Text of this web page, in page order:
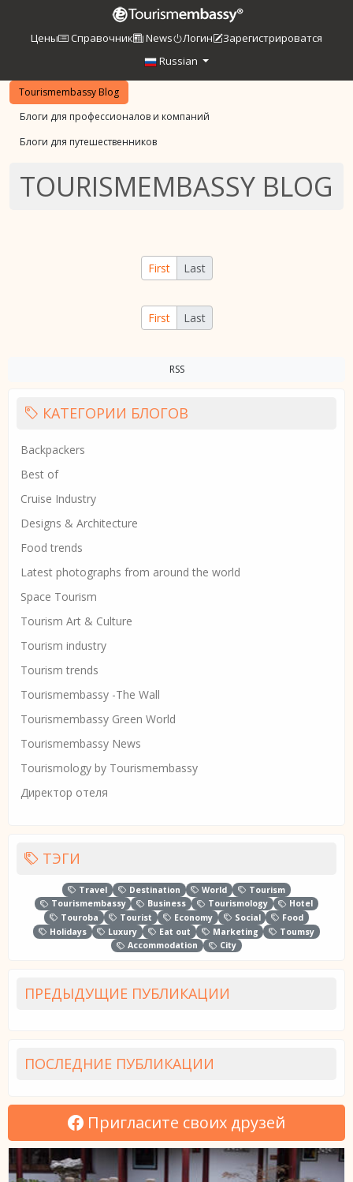
Цены Справочник News Логин
Зарегистрироватся
Russian
Tourismembassy Blog
Блоги для профессионалов и компаний
Блоги для путешественников
TOURISMEMBASSY BLOG
First Last
First Last
RSS
КАТЕГОРИИ БЛОГОВ
Backpackers
Best of
Cruise Industry
Designs & Architecture
Food trends
Latest photographs from around the world
Space Tourism
Tourism Art & Culture
Tourism industry
Tourism trends
Tourismembassy -The Wall
Tourismembassy Green World
Tourismembassy News
Tourismology by Tourismembassy
Директор отеля
ТЭГИ
Travel Destination World
Tourism
Tourismembassy
Business Tourismology
Hotel
Touroba
Tourist Economy Social
Food
Holidays
Luxury Eat out Marketing
Toumsy
Accommodation
City
ПРЕДЫДУЩИЕ ПУБЛИКАЦИИ
ПОСЛЕДНИЕ ПУБЛИКАЦИИ
Пригласите своих друзей